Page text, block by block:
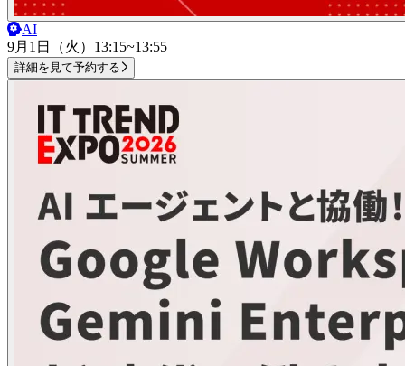
AI
9月1日（火） 13:15~13:55
詳細を見て予約する